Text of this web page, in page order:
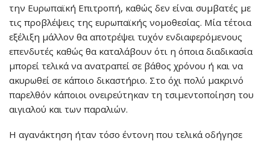
την Ευρωπαϊκή Επιτροπή, καθώς δεν είναι συμβατές με
τις προβλέψεις της ευρωπαϊκής νομοθεσίας. Μία τέτοια
εξέλιξη μάλλον θα αποτρέψει τυχόν ενδιαφερόμενους
επενδυτές καθώς θα καταλάβουν ότι η όποια διαδικασία
μπορεί τελικά να ανατραπεί σε βάθος χρόνου ή και να
ακυρωθεί σε κάποιο δικαστήριο. Στο όχι πολύ μακρινό
παρελθόν κάποιοι ονειρεύτηκαν τη τσιμεντοποίηση του
αιγιαλού και των παραλιών.
Η αγανάκτηση ήταν τόσο έντονη που τελικά οδήγησε